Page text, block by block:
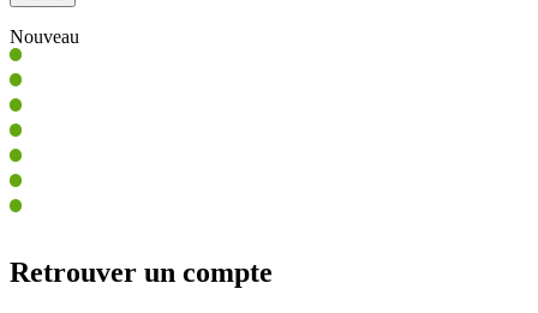
Nouveau
Retrouver un compte